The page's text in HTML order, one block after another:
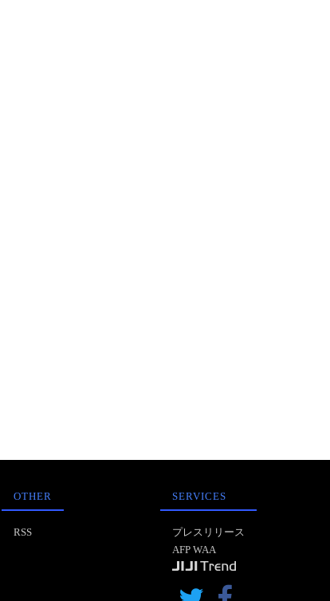
OTHER
RSS
SERVICES
プレスリリース
AFP WAA